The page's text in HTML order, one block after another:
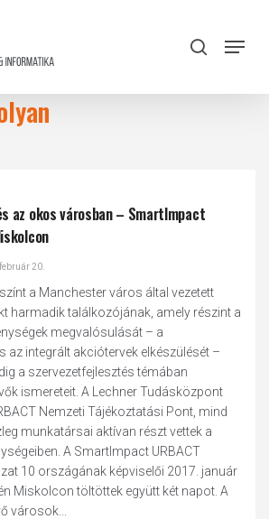
search
Menu
az okos városban – SmartImpact
20.
a Manchester város által vezetett
harmadik találkozójának, amely részint a
megvalósulását – a
az integrált akciótervek elkészülését –
a szervezetfejlesztés témában
ismereteit. A Lechner Tudásközpont
Nemzeti Tájékoztatási Pont, mind
munkatársai aktívan részt vettek a
A SmartImpact URBACT
10 országának képviselői 2017. január
Miskolcon töltöttek együtt két napot. A
városok...
Close